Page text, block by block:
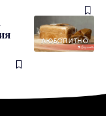
ЛЮБОПИТНО